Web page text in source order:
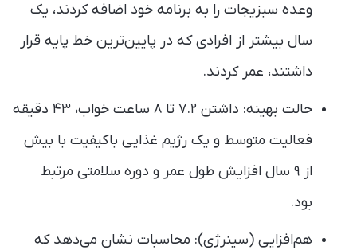
وعده سبزیجات را به برنامه خود اضافه کردند، یک
سال بیشتر از افرادی که در پایین‌ترین خط پایه قرار
داشتند، عمر کردند.
حالت بهینه: داشتن ۷.۲ تا ۸ ساعت خواب، ۴۳ دقیقه
فعالیت متوسط و یک رژیم غذایی باکیفیت با بیش
از ۹ سال افزایش طول عمر و دوره سلامتی مرتبط
بود.
هم‌افزایی (سینرژی): محاسبات نشان می‌دهد که